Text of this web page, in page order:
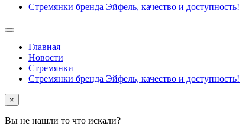
Стремянки бренда Эйфель, качество и доступность!
Главная
Новости
Стремянки
Стремянки бренда Эйфель, качество и доступность!
×
Вы не нашли то что искали?